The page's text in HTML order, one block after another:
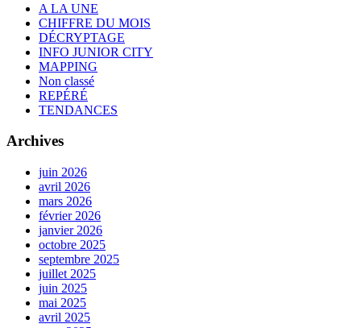
A LA UNE
CHIFFRE DU MOIS
DÉCRYPTAGE
INFO JUNIOR CITY
MAPPING
Non classé
REPÉRÉ
TENDANCES
Archives
juin 2026
avril 2026
mars 2026
février 2026
janvier 2026
octobre 2025
septembre 2025
juillet 2025
juin 2025
mai 2025
avril 2025